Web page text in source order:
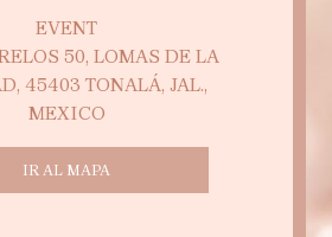
EVENT
50, LOMAS DE LA
45403 TONALÁ, JAL.,
MEXICO
IR AL MAPA